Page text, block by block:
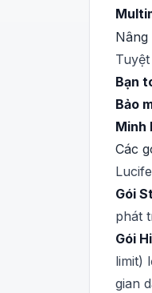
Bạn
Bảo
Minh
Các
Gói
phát
Gói
limit)
gian